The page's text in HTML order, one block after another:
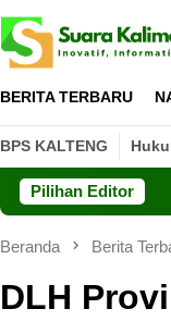
BERITA TERBARU
BPS KALTENG
Pilihan Editor
Beranda Berita
DLH